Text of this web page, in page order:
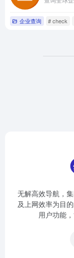
企业查询 # check
无解高效导航，
及上网效率为目
用户功能